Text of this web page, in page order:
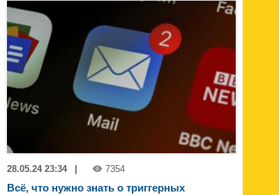
28.05.24 23:34 | 7354
Всё, что нужно знать о триггерных